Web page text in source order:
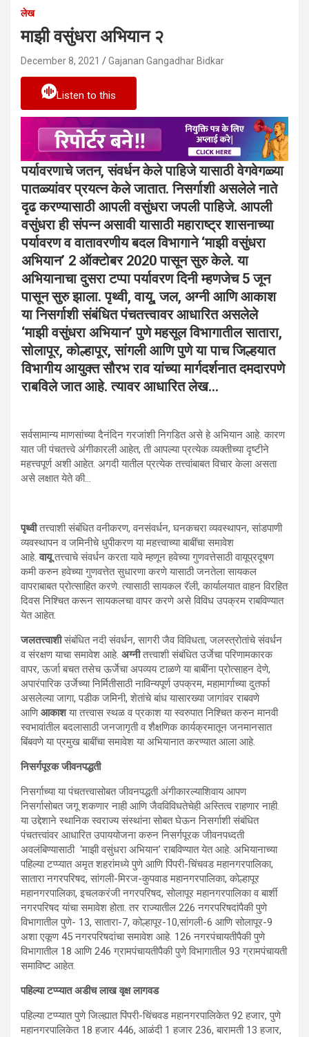
लेख
माझी वसुंधरा अभियान २
December 8, 2021 Gajanan Gangadhar Bidkar
Listen to this
पर्यावरणाचे जतन, संवर्धन केले पाहिजे यासाठी वेगवेगळ्या
पातळ्यांवर प्रयत्न केले जातात. निसर्गाशी असलेले नाते
दृढ करण्यासाठी आपली वसुंधरा जपली पाहिजे. आपली
वसुंधरा ही संपन्न असावी यासाठी महाराष्ट्र शासनाच्या
पर्यावरण व वातावरणीय बदल विभागाने ‘माझी वसुंधरा
अभियान’ 2 ऑक्टोबर 2020 पासून सुरु केले. या
अभियानाचा दुसरा टप्पा पर्यावरण दिनी म्हणजेच 5 जून
पासून सुरु झाला. पृथ्वी, वायू, जल, अग्नी आणि आकाश
या निसर्गाशी संबंधित पंचतत्त्वावर आधारित असलेले
‘माझी वसुंधरा अभियान’ पुणे महसूल विभागातील सातारा,
सोलापूर, कोल्हापूर, सांगली आणि पुणे या पाच जिल्हयात
विभागीय आयुक्त सौरभ राव यांच्या मार्गदर्शनात दमदारपणे
राबविले जात आहे. त्यावर आधारित लेख…
सर्वसामान्य माणसांच्या दैनंदिन गरजांशी निगडित असे हे अभियान आहे. कारण
यात जी पंचतत्त्वे अंगीकारली आहेत, ती आपल्या प्रत्येक व्यक्तीच्या दृष्टीने
महत्त्वपूर्ण अशी आहेत. अगदी यातील प्रत्येक तत्त्वांबाबत विचार केला असता
असे लक्षात येते की…
पृथ्वीतत्त्वाशी संबंधित वनीकरण, वनसंवर्धन, घनकचरा व्यवस्थापन, सांडपाणी
व्यवस्थापन व जमिनीचे धुपीकरण या महत्त्वाच्या बाबींचा समावेश
आहे.वायूतत्त्वाचे संवर्धन करता यावे म्हणून हवेच्या गुणवत्तेसाठी वायूप्रदूषण
कमी करुन हवेच्या गुणवत्तेत सुधारणा करणे यासाठी जनतेला सायकल
वापराबाबत प्रोत्साहित करणे. त्यासाठी सायकल रॅली, कार्यालयात वाहन विरहित
दिवस निश्चित करून सायकलचा वापर करणे असे विविध उपक्रम राबविण्यात
येत आहेत.
जलतत्त्वाशीसंबंधित नदी संवर्धन, सागरी जैव विविधता, जलस्त्रोतांचे संवर्धन
व संरक्षण याचा समावेश आहे. अग्नीतत्त्वाशी संबंधित उर्जेचा परिणामकारक
वापर, ऊर्जा बचत तसेच ऊर्जेचा अपव्यय टाळणे या बाबींना प्रोत्साहन देणे,
अपारंपारिक उर्जेच्या निर्मितीसाठी नाविन्यपूर्ण उपक्रम, महामार्गाच्या दुतर्फा
असलेल्या जागा, पडीक जमिनी, शेतांचे बांध यासारख्या जागांवर राबवणे
आणिआकाशया तत्त्वास स्थळ व प्रकाश या स्वरुपात निश्चित करुन मानवी
स्वभावांतील बदलासाठी जनजागृती व शैक्षणिक कार्यक्रमातून जनमानसात
बिंबवणे या प्रमुख बाबींचा समावेश या अभियानात करण्यात आला आहे.
निसर्गपूरक जीवनपद्धती
निसर्गाच्या या पंचतत्त्वासोबत जीवनपद्धती अंगीकारल्याशिवाय आपण
निसर्गासोबत जगू शकणार नाही आणि जैवविविधतेचेही अस्तित्व राहणार नाही.
या उद्देशाने स्थानिक स्वराज्य संस्थांना सोबत घेऊन निसर्गाशी संबंधित
पंचतत्त्वांवर आधारित उपाययोजना करुन निसर्गपूरक जीवनपध्दती
अवलंबिण्यासाठी ‘माझी वसुंधरा अभियान’ राबविण्यात येत आहे. अभियानाच्या
पहिल्या टप्प्यात अमृत शहरांमध्ये पुणे आणि पिंपरी-चिंचवड महानगरपालिका,
सातारा नगरपरिषद, सांगली-मिरज-कुपवाड महानगरपालिका, कोल्हापूर
महानगरपालिका, इचलकरंजी नगरपरिषद, सोलापूर महानगरपालिका व बार्शी
नगरपरिषद यांचा समावेश होता. तर राज्यातील 226 नगरपरिषदांपैकी पुणे
विभागातील पुणे- 13, सातारा-7, कोल्हापूर-10,सांगली-6 आणि सोलापूर-9
अशा एकूण 45 नगरपरिषदांचा समावेश आहे. 126 नगरपंचायतीपैकी पुणे
विभागातील 18 आणि 246 ग्रामपंचायतीपैकी पुणे विभागातील 93 ग्रामपंचायती
समाविष्ट आहेत.
पहिल्या टप्प्यात अडीच लाख वृक्ष लागवड
पहिल्या टप्प्यात पुणे जिल्ह्यात पिंपरी-चिंचवड महानगरपालिकेत 92 हजार, पुणे
महानगरपालिकेत 18 हजार 446, आळंदी 1 हजार 236, बारामती 13 हजार,